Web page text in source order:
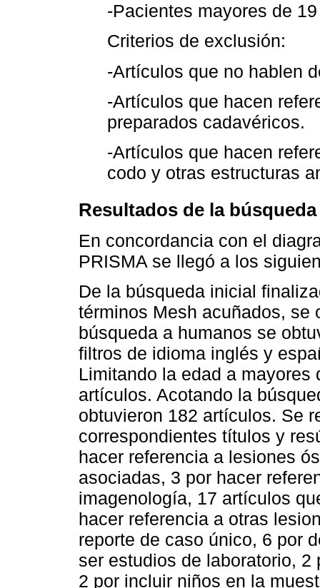
-Pacientes mayores de
Criterios de exclusión:
-Artículos que no hablen
-Artículos que hacen
preparados cadavéricos.
-Artículos que hacen
codo y otras estructuras
Resultados de la búsqueda
En concordancia con el
PRISMA se llegó a los
De la búsqueda inicial
términos Mesh acuñados, se
búsqueda a humanos se
filtros de idioma inglés y
Limitando la edad a
artículos. Acotando la
obtuvieron 182 artículos. Se
correspondientes títulos y
hacer referencia a lesiones
asociadas, 3 por hacer
imagenología, 17 artículos
hacer referencia a otras
reporte de caso único, 6 por
ser estudios de laboratorio,
2 por incluir niños en la